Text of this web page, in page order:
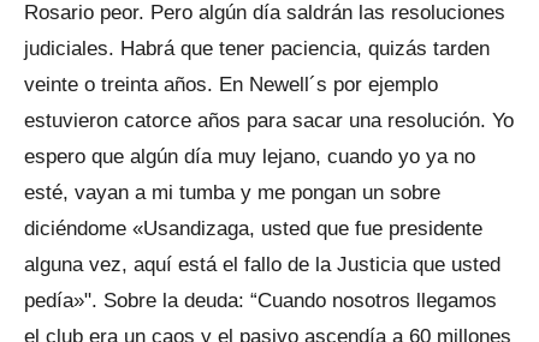
Rosario peor. Pero algún día saldrán las resoluciones
judiciales. Habrá que tener paciencia, quizás tarden
veinte o treinta años. En Newell´s por ejemplo
estuvieron catorce años para sacar una resolución. Yo
espero que algún día muy lejano, cuando yo ya no
esté, vayan a mi tumba y me pongan un sobre
diciéndome «Usandizaga, usted que fue presidente
alguna vez, aquí está el fallo de la Justicia que usted
pedía»". Sobre la deuda: “Cuando nosotros llegamos
el club era un caos y el pasivo ascendía a 60 millones